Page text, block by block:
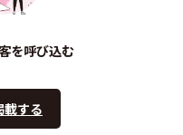
を呼び込む
載する